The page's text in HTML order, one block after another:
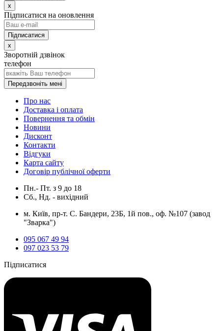
x
Підписатися на оновлення
x
Зворотній дзвінок
телефон
Передзвоніть мені
Про нас
Доставка і оплата
Повернення та обмін
Новини
Дисконт
Контакти
Відгуки
Карта сайту
Договір публічної оферти
Пн.- Пт. з 9 до 18
Сб., Нд. - вихідний
м. Київ, пр-т. С. Бандери, 23Б, 1й пов., оф. №107 (завод
"Зварка")
095 067 49 94
097 023 53 79
Підписатися